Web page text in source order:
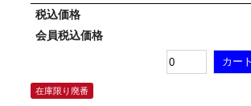
税込価格
会員税込価格
在庫限り廃番